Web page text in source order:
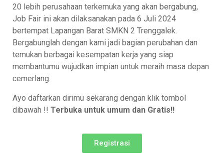
20 lebih perusahaan terkemuka yang akan bergabung,
Job Fair ini akan dilaksanakan pada 6 Juli 2024
bertempat Lapangan Barat SMKN 2 Trenggalek.
Bergabunglah dengan kami jadi bagian perubahan dan
temukan berbagai kesempatan kerja yang siap
membantumu wujudkan impian untuk meraih masa depan
cemerlang.
Ayo daftarkan dirimu sekarang dengan klik tombol
dibawah !! Terbuka untuk umum dan Gratis!!
Registrasi